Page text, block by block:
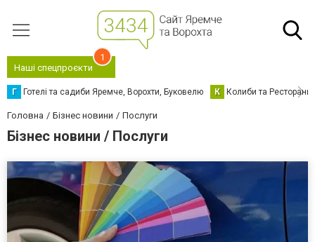
Наші спецпроєкти
1
Г Готелі та садиби Яремче, Ворохти, Буковелю К Колиби та Ресторани
Головна Бізнес новини Послуги
Бізнес новини / Послуги